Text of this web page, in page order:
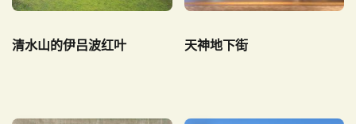
清水山的伊吕波红叶 天神地下街